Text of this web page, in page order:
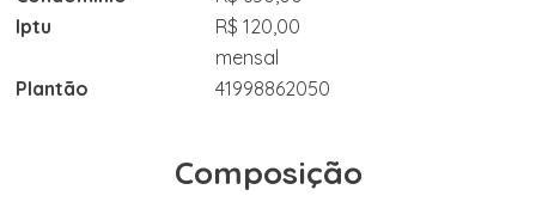
Iptu
R$ 120,00
mensal
Plantão
41998862050
Composição